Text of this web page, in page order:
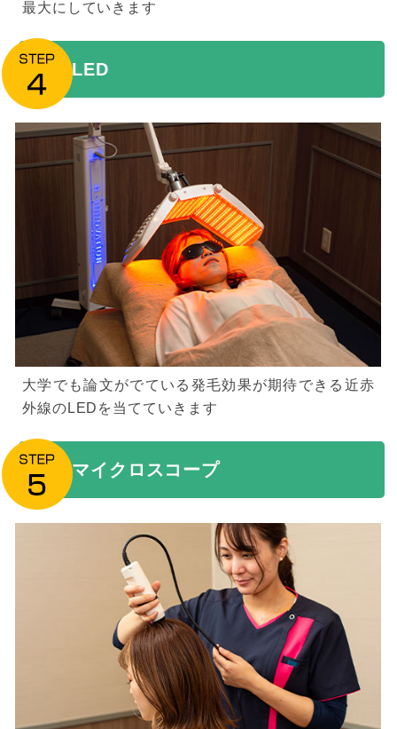
最大にしていきます
LED
大学でも論文がでている発毛効果が期待できる近赤
外線のLEDを当てていきます
マイクロスコープ